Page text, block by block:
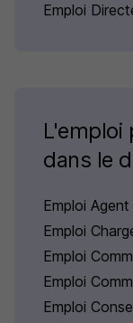
Emploi
L'emploi
dans le
Emploi
Emploi
Emploi
Emploi
Emploi